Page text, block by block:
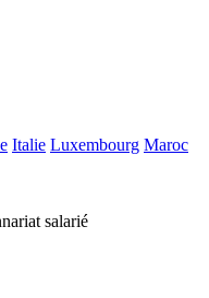
Italie Luxembourg Maroc
salarié